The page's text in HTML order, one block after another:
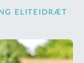
ELITEIDRÆT